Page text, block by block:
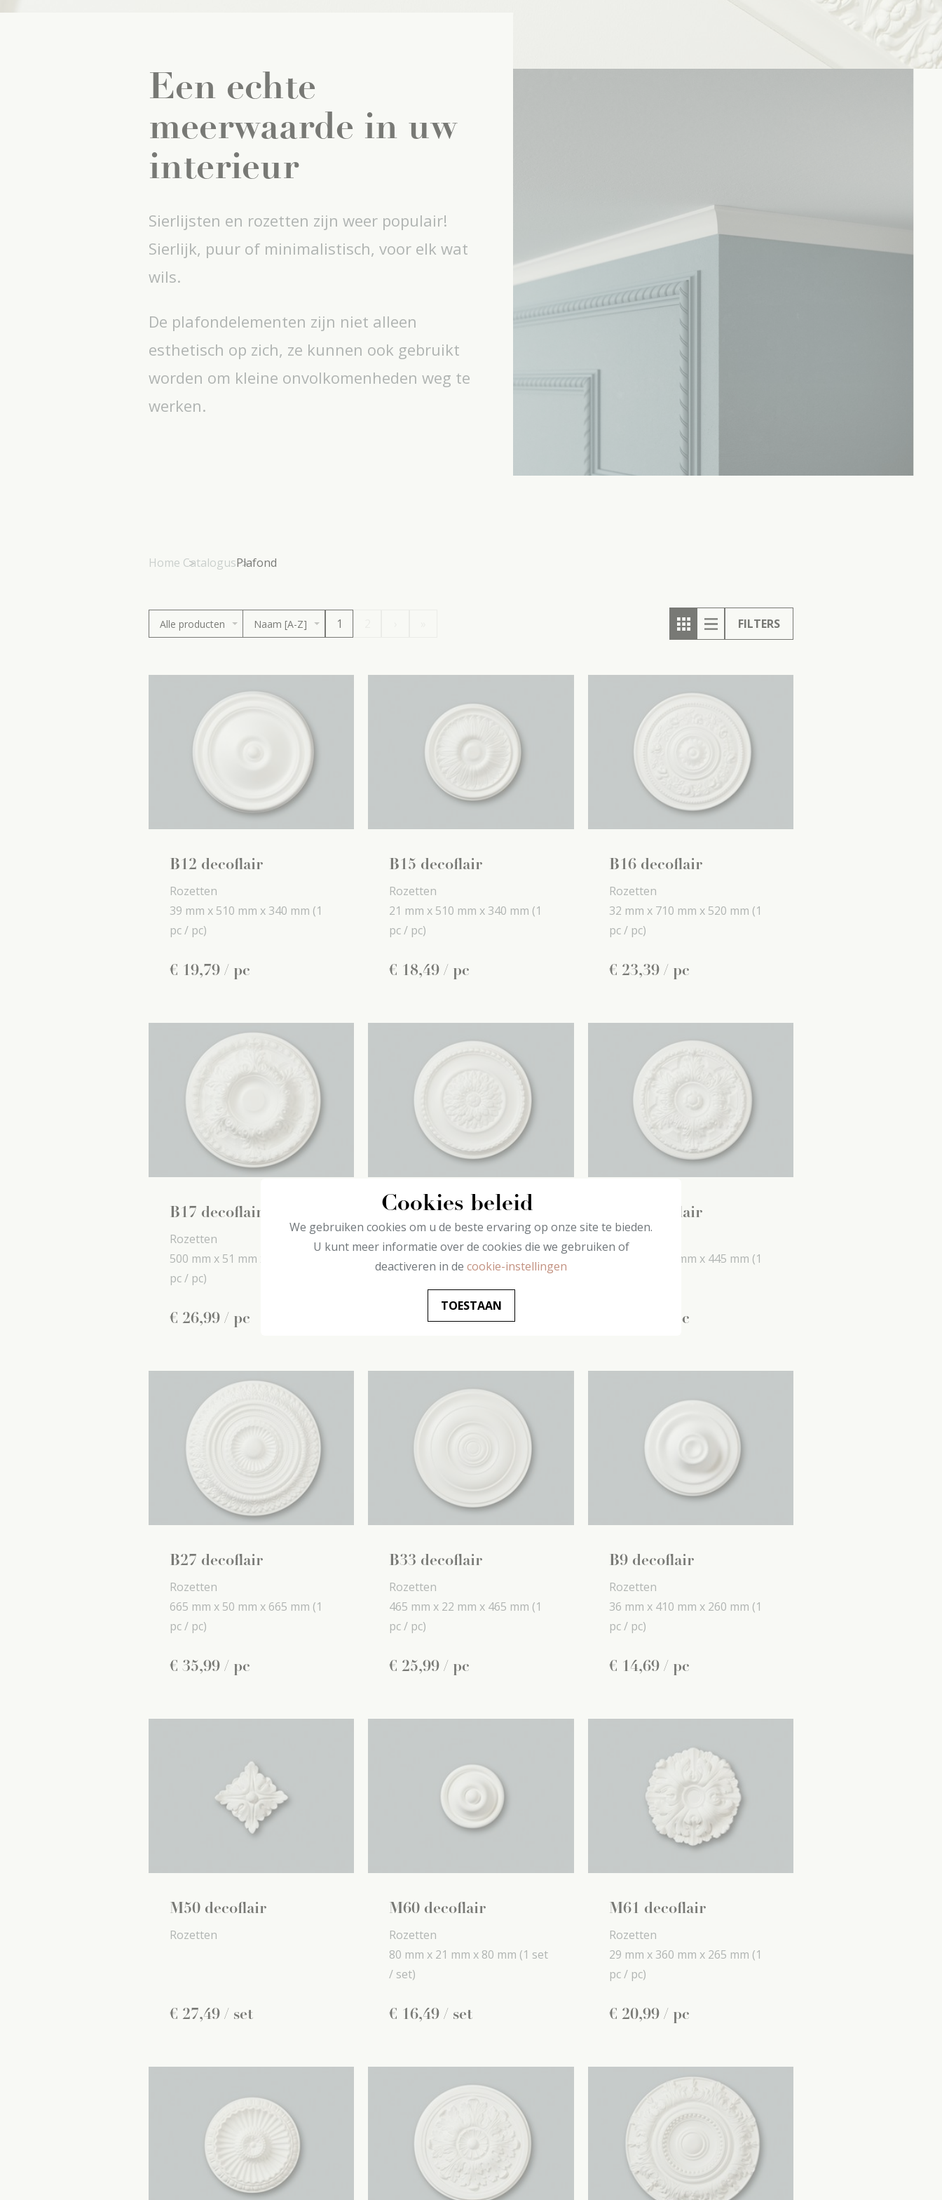
Een echte
meerwaarde in uw
interieur
Sierlijsten en rozetten zijn weer populair!
Sierlijk, puur of minimalistisch, voor elk wat
wils.
De plafondelementen zijn niet alleen
esthetisch op zich, ze kunnen ook gebruikt
worden om kleine onvolkomenheden weg te
werken.
Home CatalogusPlafond
Alle producten Naam [A-Z] 1 FILTERS
B12 decoflair
Rozetten
39 mm x 510 mm x 340 mm (1
pc / pc)
€ 19,79 / pc
B15 decoflair
Rozetten
21 mm x 510 mm x 340 mm (1
pc / pc)
€ 18,49 / pc
B16 decoflair
Rozetten
32 mm x 710 mm x 520 mm (1
pc / pc)
€ 23,39/ pc
B17 decoflair
Rozetten
500 mm x 51 mm x
pc / pc)
€ 26,99 / pc
B23 decoflair
Rozetten
420 mm x
35 mm x 420 mm
(1
99/ pc
B25 decoflair
Rozetten
26 mm x 445 mm (1
/ pc
B27 decoflair
Rozetten
665 mm x 50 mm x 665 mm (1
pc / pc)
€ 35,99 / pc
B33 decoflair
Rozetten
465 mm x 22 mm x 465 mm (1
pc / pc)
€ 25,99 / pc
B9 decoflair
Rozetten
36 mm x 410 mm x 260 mm (1
pc / pc)
€ 14,69/ pc
M50 decoflair
Rozetten
€ 27,49 / set
M60 decoflair
Rozetten
80 mm x 21 mm x 80 mm (1 set
/ set)
€ 16,49 / set
M61 decoflair
Rozetten
29 mm x 360 mm x 265 mm (1
pc / pc)
€ 20,99/ pc
Cookies beleid
We gebruiken cookies om u de beste ervaring op onze site te bieden.
U kunt meer informatie over de cookies die we gebruiken of
deactiveren in de cookie-instellingen
TOESTAAN